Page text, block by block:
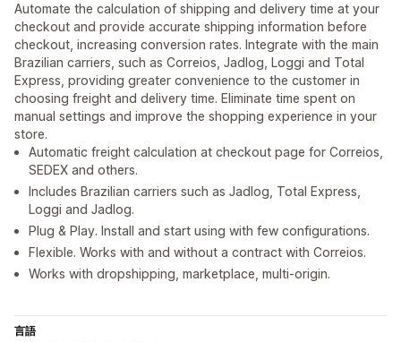
Automate the calculation of shipping and delivery time at your
checkout and provide accurate shipping information before
checkout, increasing conversion rates. Integrate with the main
Brazilian carriers, such as Correios, Jadlog, Loggi and Total
Express, providing greater convenience to the customer in
choosing freight and delivery time. Eliminate time spent on
manual settings and improve the shopping experience in your
store.
Automatic freight calculation at checkout page for Correios,
SEDEX and others.
Includes Brazilian carriers such as Jadlog, Total Express,
Loggi and Jadlog.
Plug & Play. Install and start using with few configurations.
Flexible. Works with and without a contract with Correios.
Works with dropshipping, marketplace, multi-origin.
言語